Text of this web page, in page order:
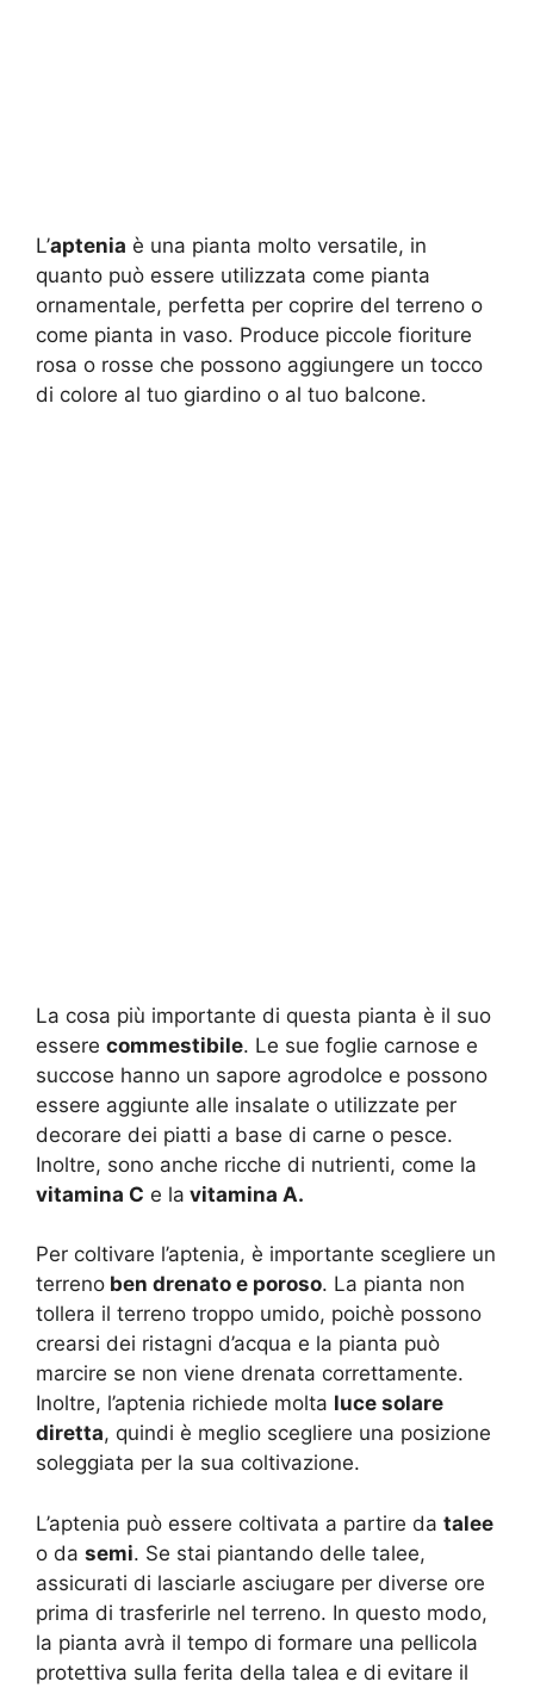
L’aptenia è una pianta molto versatile, in
quanto può essere utilizzata come pianta
ornamentale, perfetta per coprire del terreno o
come pianta in vaso. Produce piccole fioriture
rosa o rosse che possono aggiungere un tocco
di colore al tuo giardino o al tuo balcone.
La cosa più importante di questa pianta è il suo
essere commestibile. Le sue foglie carnose e
succose hanno un sapore agrodolce e possono
essere aggiunte alle insalate o utilizzate per
decorare dei piatti a base di carne o pesce.
Inoltre, sono anche ricche di nutrienti, come la
vitamina C e la vitamina A.
Per coltivare l’aptenia, è importante scegliere un
terreno ben drenato e poroso. La pianta non
tollera il terreno troppo umido, poichè possono
crearsi dei ristagni d’acqua e la pianta può
marcire se non viene drenata correttamente.
Inoltre, l’aptenia richiede molta luce solare
diretta, quindi è meglio scegliere una posizione
soleggiata per la sua coltivazione.
L’aptenia può essere coltivata a partire da talee
o da semi. Se stai piantando delle talee,
assicurati di lasciarle asciugare per diverse ore
prima di trasferirle nel terreno. In questo modo,
la pianta avrà il tempo di formare una pellicola
protettiva sulla ferita della talea e di evitare il